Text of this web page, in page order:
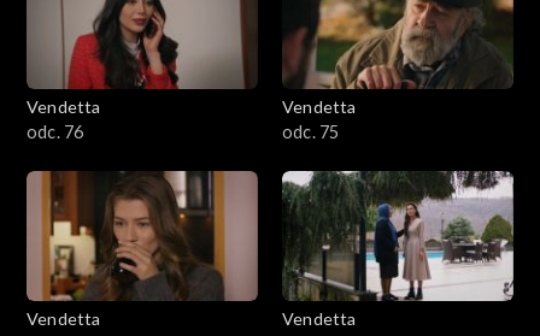
Vendetta
odc. 76
Vendetta
odc. 75
Vendetta
Vendetta